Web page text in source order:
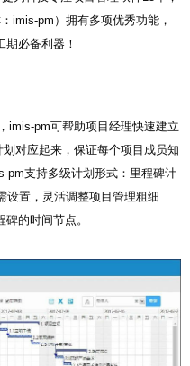
：imis-pm）拥有多项优秀功能，
必备利器！
imis-pm可帮助项目经理快速建立
对应起来，保证每个项目成员知
pm支持多级计划形式：里程碑计
设置，灵活调整项目管理粗细
的时间节点。